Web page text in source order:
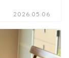
2026.05.06